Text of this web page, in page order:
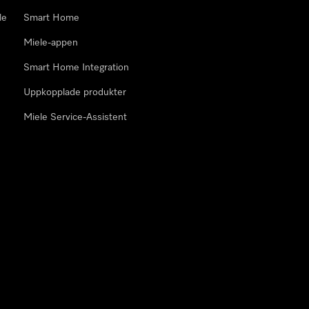
Smart Home
Miele-appen
Smart Home Integration
Uppkopplade produkter
Miele Service-Assistent